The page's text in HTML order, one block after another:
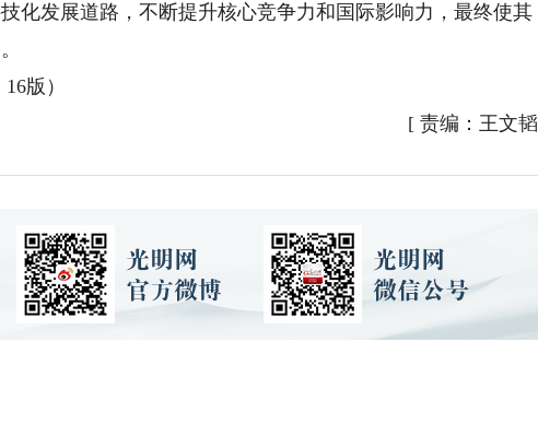
化发展道路，不断提升核心竞争力和国际影响力，最终使其
版）
[ 责编：王文韬